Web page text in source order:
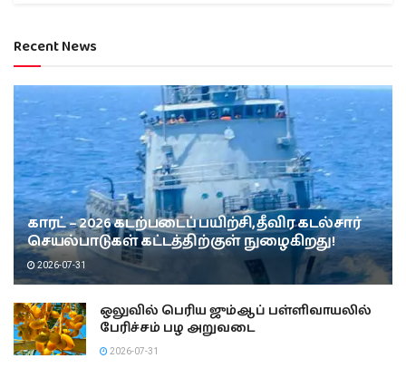
Recent News
காரட் – 2026 கடற்படைப் பயிற்சி, தீவிர கடல்சார்
செயல்பாடுகள் கட்டத்திற்குள் நுழைகிறது!
2026-07-31
ஒலுவில் பெரிய ஜும்ஆப் பள்ளிவாயலில்
பேரிச்சம் பழ அறுவடை
2026-07-31